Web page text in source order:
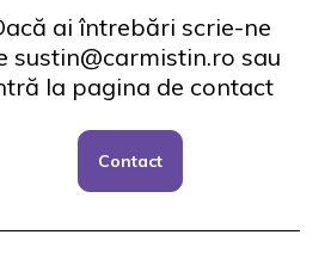
ai întrebări scrie-ne
sustin@carmistin.ro sau
la pagina de contact
Contact